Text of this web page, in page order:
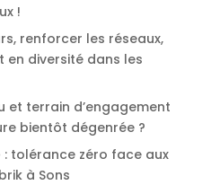
!
renforcer les réseaux,
en diversité dans les
et terrain d’engagement
bientôt dégenrée ?
: tolérance zéro face aux
à Sons